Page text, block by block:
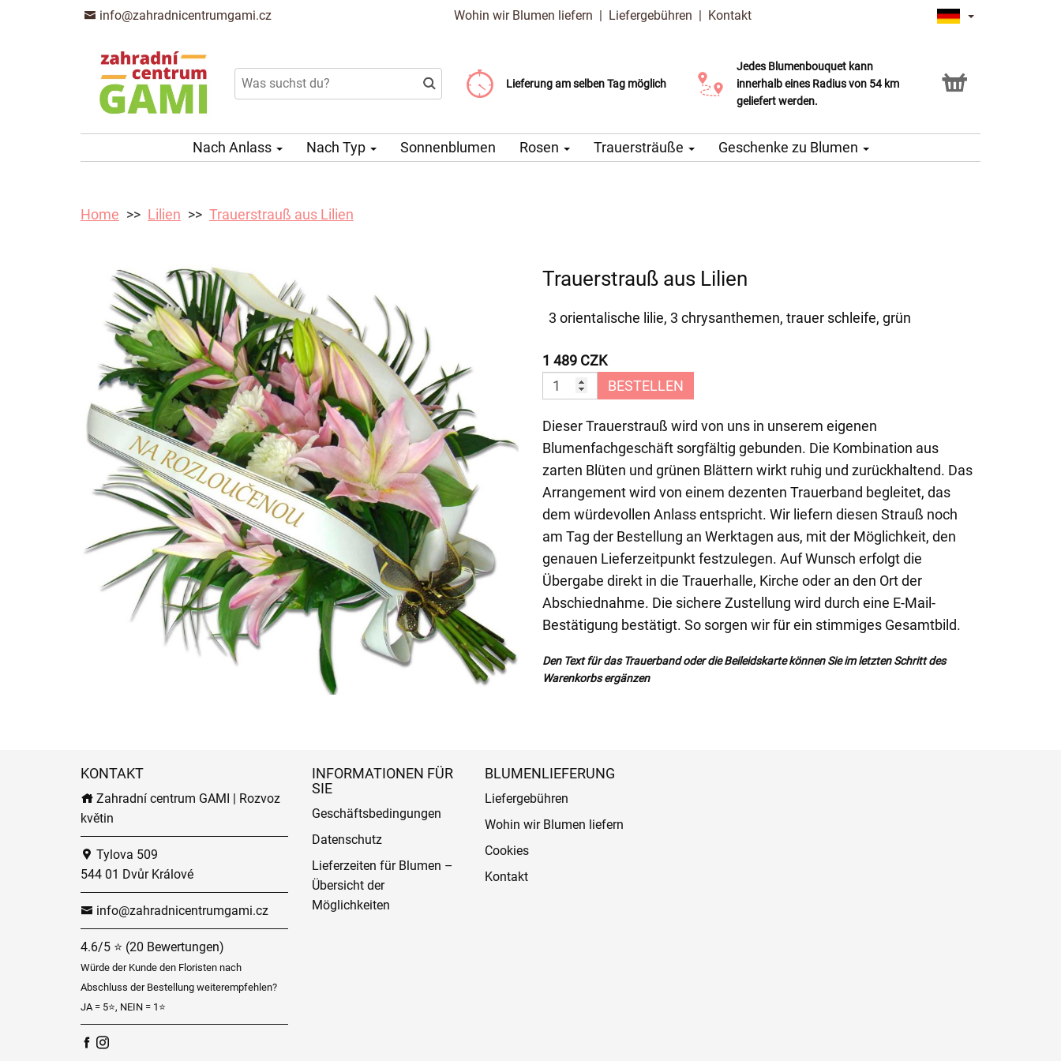
info@zahradnicentrumgami.cz Wohin wir Blumen liefern | Liefergebühren | Kontakt
Lieferung am selben Tag möglich
Liefergebühr ab 99 CZK
Wählen Sie Ihr Lieferdatum
Jedes Blumenbouquet kann
innerhalb eines Radius von 54 km
geliefert werden.
Click & Collect Service
Nach Anlass Nach Typ Sonnenblumen Rosen Trauersträuße Geschenke zu Blumen
Home Lilien Trauerstrauß aus Lilien
Trauerstrauß aus Lilien
3 orientalische lilie, 3 chrysanthemen, trauer schleife, grün
1 489 CZK
BESTELLEN
Dieser Trauerstrauß wird von uns in unserem eigenen
Blumenfachgeschäft sorgfältig gebunden. Die Kombination aus
zarten Blüten und grünen Blättern wirkt ruhig und zurückhaltend. Das
Arrangement wird von einem dezenten Trauerband begleitet, das
dem würdevollen Anlass entspricht. Wir liefern diesen Strauß noch
am Tag der Bestellung an Werktagen aus, mit der Möglichkeit, den
genauen Lieferzeitpunkt festzulegen. Auf Wunsch erfolgt die
Übergabe direkt in die Trauerhalle, Kirche oder an den Ort der
Abschiednahme. Die sichere Zustellung wird durch eine E-Mail-
Bestätigung bestätigt. So sorgen wir für ein stimmiges Gesamtbild.
Den Text für das Trauerband oder die Beileidskarte können Sie im letzten Schritt des
Warenkorbs ergänzen
KONTAKT
Zahradní centrum GAMI | Rozvoz
květin
Tylova 509
544 01 Dvůr Králové
info@zahradnicentrumgami.cz
4.6/5 ⭐ (20 Bewertungen)
Würde der Kunde den Floristen nach
Abschluss der Bestellung weiterempfehlen?
JA = 5⭐, NEIN = 1⭐
INFORMATIONEN FÜR
SIE
Geschäftsbedingungen
Datenschutz
Lieferzeiten für Blumen –
Übersicht der
Möglichkeiten
BLUMENLIEFERUNG
Liefergebühren
Wohin wir Blumen liefern
Cookies
Kontakt